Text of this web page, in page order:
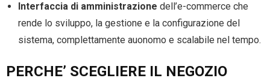
Interfaccia di amministrazione dell’e-commerce che
rende lo sviluppo, la gestione e la configurazione del
sistema, complettamente auonomo e scalabile nel tempo.
PERCHE’ SCEGLIERE IL NEGOZIO